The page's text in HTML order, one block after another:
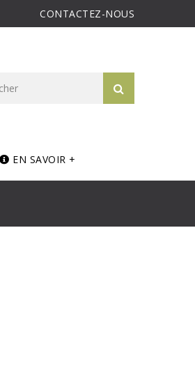
CONTACTEZ-NOUS
EN SAVOIR +